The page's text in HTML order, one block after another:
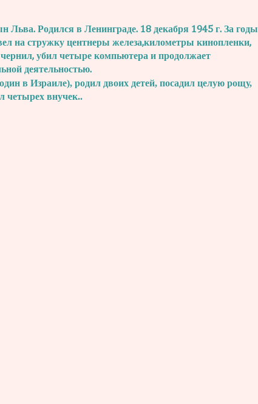
Родился в Ленинграде. 18 декабря 1945 г. За годы
на стружку центнеры железа,километры кинопленки,
убил четыре компьютера и продолжает
деятельностью.
в Израиле), родил двоих детей, посадил целую рощу,
четырех внучек..